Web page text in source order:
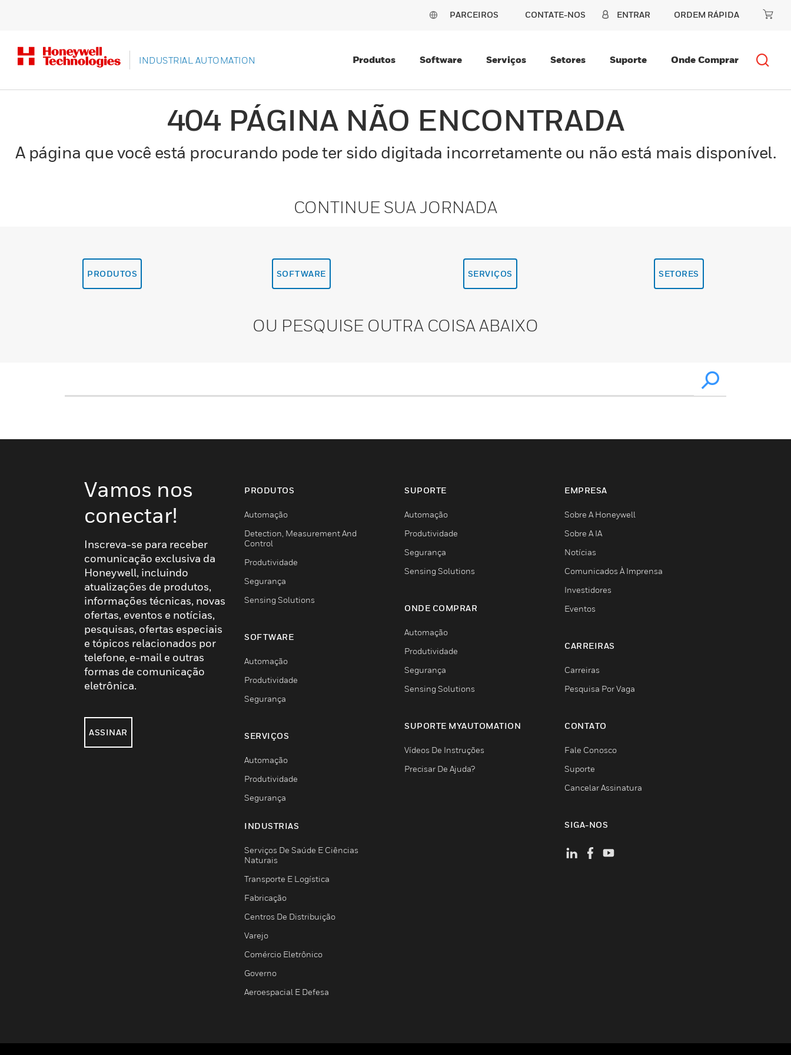
PARCEIROS CONTATE-NOS ENTRAR ORDEM RÁPIDA
INDUSTRIAL AUTOMATION Produtos Software Serviços Setores Suporte Onde Comprar
404 PÁGINA NÃO ENCONTRADA
A página que você está procurando pode ter sido digitada incorretamente ou não está mais disponível.
CONTINUE SUA JORNADA
PRODUTOS SOFTWARE SERVIÇOS SETORES
OU PESQUISE OUTRA COISA ABAIXO
Vamos nos
conectar!
Inscreva-se para receber
comunicação exclusiva da
Honeywell, incluindo
atualizações de produtos,
informações técnicas, novas
ofertas, eventos e notícias,
pesquisas, ofertas especiais
e tópicos relacionados por
telefone, e-mail e outras
formas de comunicação
eletrônica.
ASSINAR
PRODUTOS
Automação
Detection, Measurement And
Control
Produtividade
Segurança
Sensing Solutions
SOFTWARE
Automação
Produtividade
Segurança
SERVIÇOS
Automação
Produtividade
Segurança
INDUSTRIAS
Serviços De Saúde E Ciências
Naturais
Transporte E Logística
Fabricação
Centros De Distribuição
Varejo
Comércio Eletrônico
Governo
Aeroespacial E Defesa
SUPORTE
Automação
Produtividade
Segurança
Sensing Solutions
ONDE COMPRAR
Automação
Produtividade
Segurança
Sensing Solutions
SUPORTE MYAUTOMATION
Vídeos De Instruções
Precisar De Ajuda?
EMPRESA
Sobre A Honeywell
Sobre A IA
Notícias
Comunicados À Imprensa
Investidores
Eventos
CARREIRAS
Carreiras
Pesquisa Por Vaga
CONTATO
Fale Conosco
Suporte
Cancelar Assinatura
SIGA-NOS